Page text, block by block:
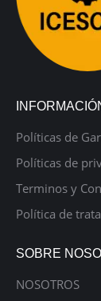
Políticas de
Políticas de
Terminos y
Política de
SOBRE
NOSOTROS